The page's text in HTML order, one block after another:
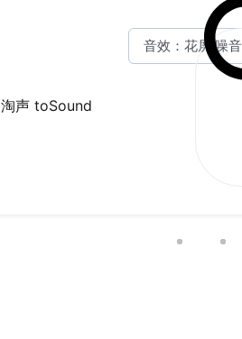
淘声 toSound